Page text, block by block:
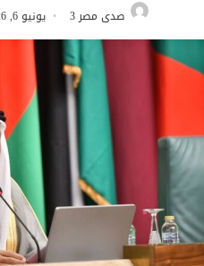
صدى مصر 3 يونيو 6, 2026